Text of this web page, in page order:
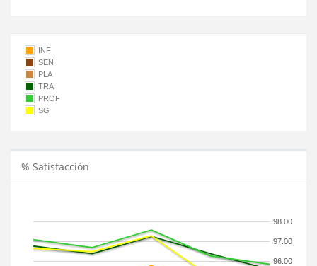
INF
SEN
PLA
TRA
PROF
SG
% Satisfacción
96.00
97.00
98.00